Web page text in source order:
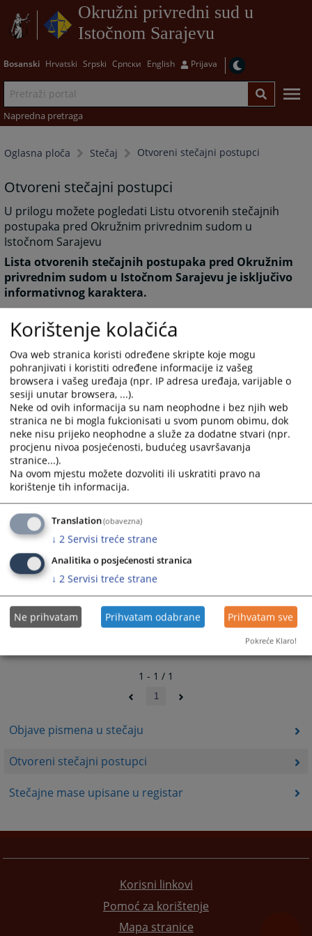
Okružni privredni sud u
Istočnom Sarajevu
Bosanski Hrvatski Srpski Српски English Prijava
Napredna pretraga
Oglasna ploča Stečaj Otvoreni stečajni postupci
Objave pismena u stečaju
Otvoreni stečajni postupci
Stečajne mase upisane u registar
Otvoreni stečajni postupci
U prilogu možete pogledati Listu otvorenih stečajnih
postupaka pred Okružnim privrednim sudom u
Istočnom Sarajevu
Lista otvorenih stečajnih postupaka pred Okružnim
privrednim sudom u Istočnom Sarajevu je isključivo
informativnog karaktera.
2409 PREGLEDA
Prateći dokumenti
Otvoreni stečajni postupci
1 - 1 / 1
1
Korisni linkovi
Pomoć za korištenje
Mapa stranice
Korištenje kolačića
Ova web stranica koristi određene skripte koje mogu
pohranjivati i koristiti određene informacije iz vašeg
browsera i vašeg uređaja (npr. IP adresa uređaja, varijable o
sesiji unutar browsera, ...).
Neke od ovih informacija su nam neophodne i bez njih web
stranica ne bi mogla fukcionisati u svom punom obimu, dok
neke nisu prijeko neophodne a služe za dodatne stvari (npr.
procjenu nivoa posjećenosti, budućeg usavršavanja
stranice...).
Na ovom mjestu možete dozvoliti ili uskratiti pravo na
korištenje tih informacija.
Translation(obavezna)
↓ 2 Servisi treće strane
Analitika o posjećenosti stranica
↓ 2 Servisi treće strane
Ne prihvatam Prihvatam odabrane Prihvatam sve
Pokreće Klaro!